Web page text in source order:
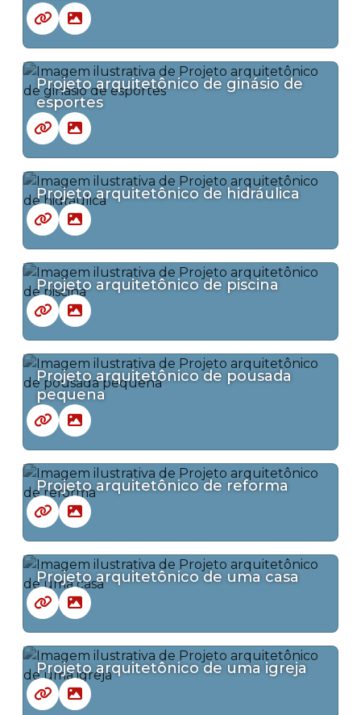
Projeto arquitetônico de ginásio de
esportes
Projeto arquitetônico de hidráulica
Projeto arquitetônico de piscina
Projeto arquitetônico de pousada
pequena
Projeto arquitetônico de reforma
Projeto arquitetônico de uma casa
Projeto arquitetônico de uma igreja